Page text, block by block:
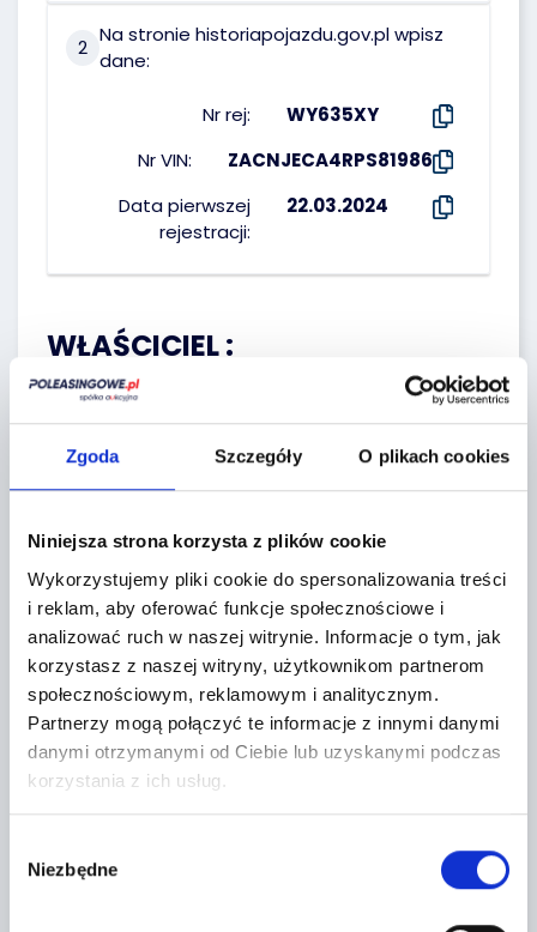
Zgoda Szczegóły O plikach cookies
Niniejsza strona korzysta z plików cookie
Wykorzystujemy pliki cookie do spersonalizowania treści
i reklam, aby oferować funkcje społecznościowe i
analizować ruch w naszej witrynie. Informacje o tym, jak
korzystasz z naszej witryny, użytkownikom partnerom
społecznościowym, reklamowym i analitycznym.
Partnerzy mogą połączyć te informacje z innymi danymi
danymi otrzymanymi od Ciebie lub uzyskanymi podczas
korzystania z ich usług.
zgody
Niezbędne
2
Na stronie historiapojazdu.gov.pl wpisz
dane:
Nr rej:
WY635XY
Nr VIN:
ZACNJECA4RPS81986
Data pierwszej
rejestracji:
22.03.2024
WŁAŚCICIEL :
Leasys Polska Sp. z o.o.
Regulaminy sprzedawcy
Lokalizacja:
43-215 Studzienice,
Jaskółek 21
+
−